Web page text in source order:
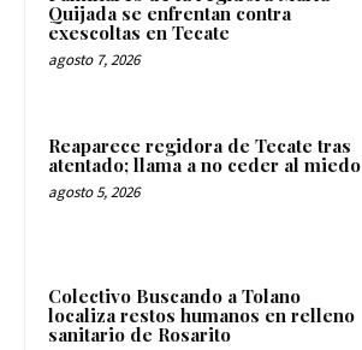
Quijada se enfrentan contra
exescoltas en Tecate
agosto 7, 2026
Reaparece regidora de Tecate tras
atentado; llama a no ceder al miedo
agosto 5, 2026
Colectivo Buscando a Tolano
localiza restos humanos en relleno
sanitario de Rosarito